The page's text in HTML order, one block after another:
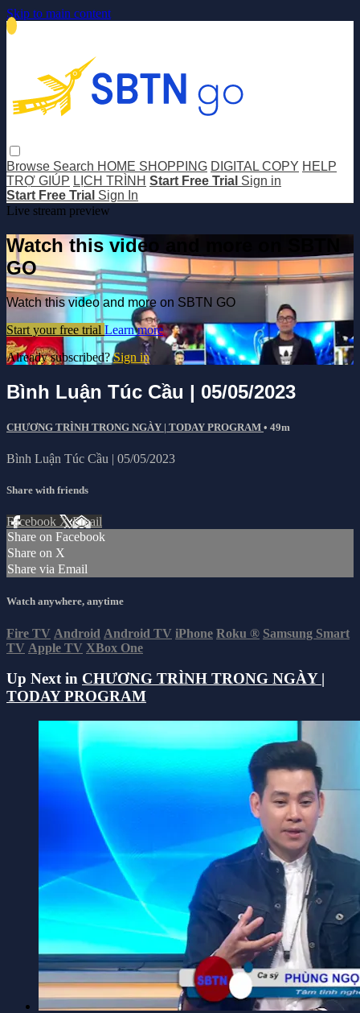
Skip to main content
Browse Search HOME SHOPPING DIGITAL COPY HELP
TRỢ GIÚP LỊCH TRÌNH Start Free Trial Sign in
Start Free Trial Sign In
Live stream preview
Watch this video and more on SBTN
GO
Watch this video and more on SBTN GO
Start your free trial Learn more
Already subscribed?Sign in
Bình Luận Túc Cầu | 05/05/2023
CHƯƠNG TRÌNH TRONG NGÀY | TODAY PROGRAM • 49m
Bình Luận Túc Cầu | 05/05/2023
Share with friends
Facebook XEmail
Share on Facebook
Share on X
Share via Email
Watch anywhere, anytime
Fire TV Android Android TV iPhone Roku ® Samsung Smart
TV Apple TV XBox One
Up Next in CHƯƠNG TRÌNH TRONG NGÀY |
TODAY PROGRAM